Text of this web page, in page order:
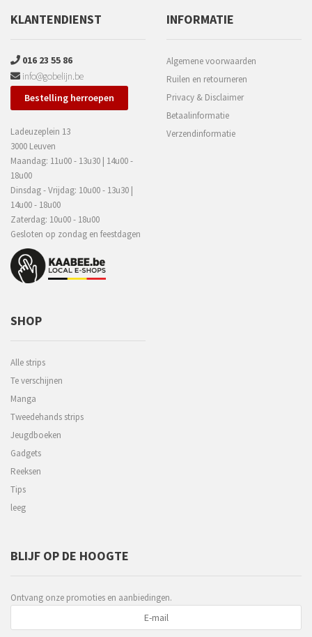
KLANTENDIENST
016 23 55 86
info@gobelijn.be
Bestelling herroepen
Ladeuzeplein 13
3000 Leuven
Maandag: 11u00 - 13u30 | 14u00 -
18u00
Dinsdag - Vrijdag: 10u00 - 13u30 |
14u00 - 18u00
Zaterdag: 10u00 - 18u00
Gesloten op zondag en feestdagen
INFORMATIE
Algemene voorwaarden
Ruilen en retourneren
Privacy & Disclaimer
Betaalinformatie
Verzendinformatie
SHOP
Alle strips
Te verschijnen
Manga
Tweedehands strips
Jeugdboeken
Gadgets
Reeksen
Tips
leeg
BLIJF OP DE HOOGTE
Ontvang onze promoties en aanbiedingen.